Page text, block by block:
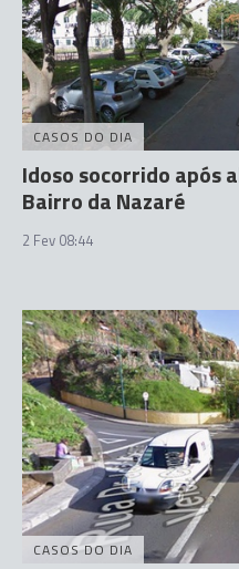
CASOS DO DIA
Idoso socorrido após
Bairro da Nazaré
2 Fev 08:44
CASOS DO DIA